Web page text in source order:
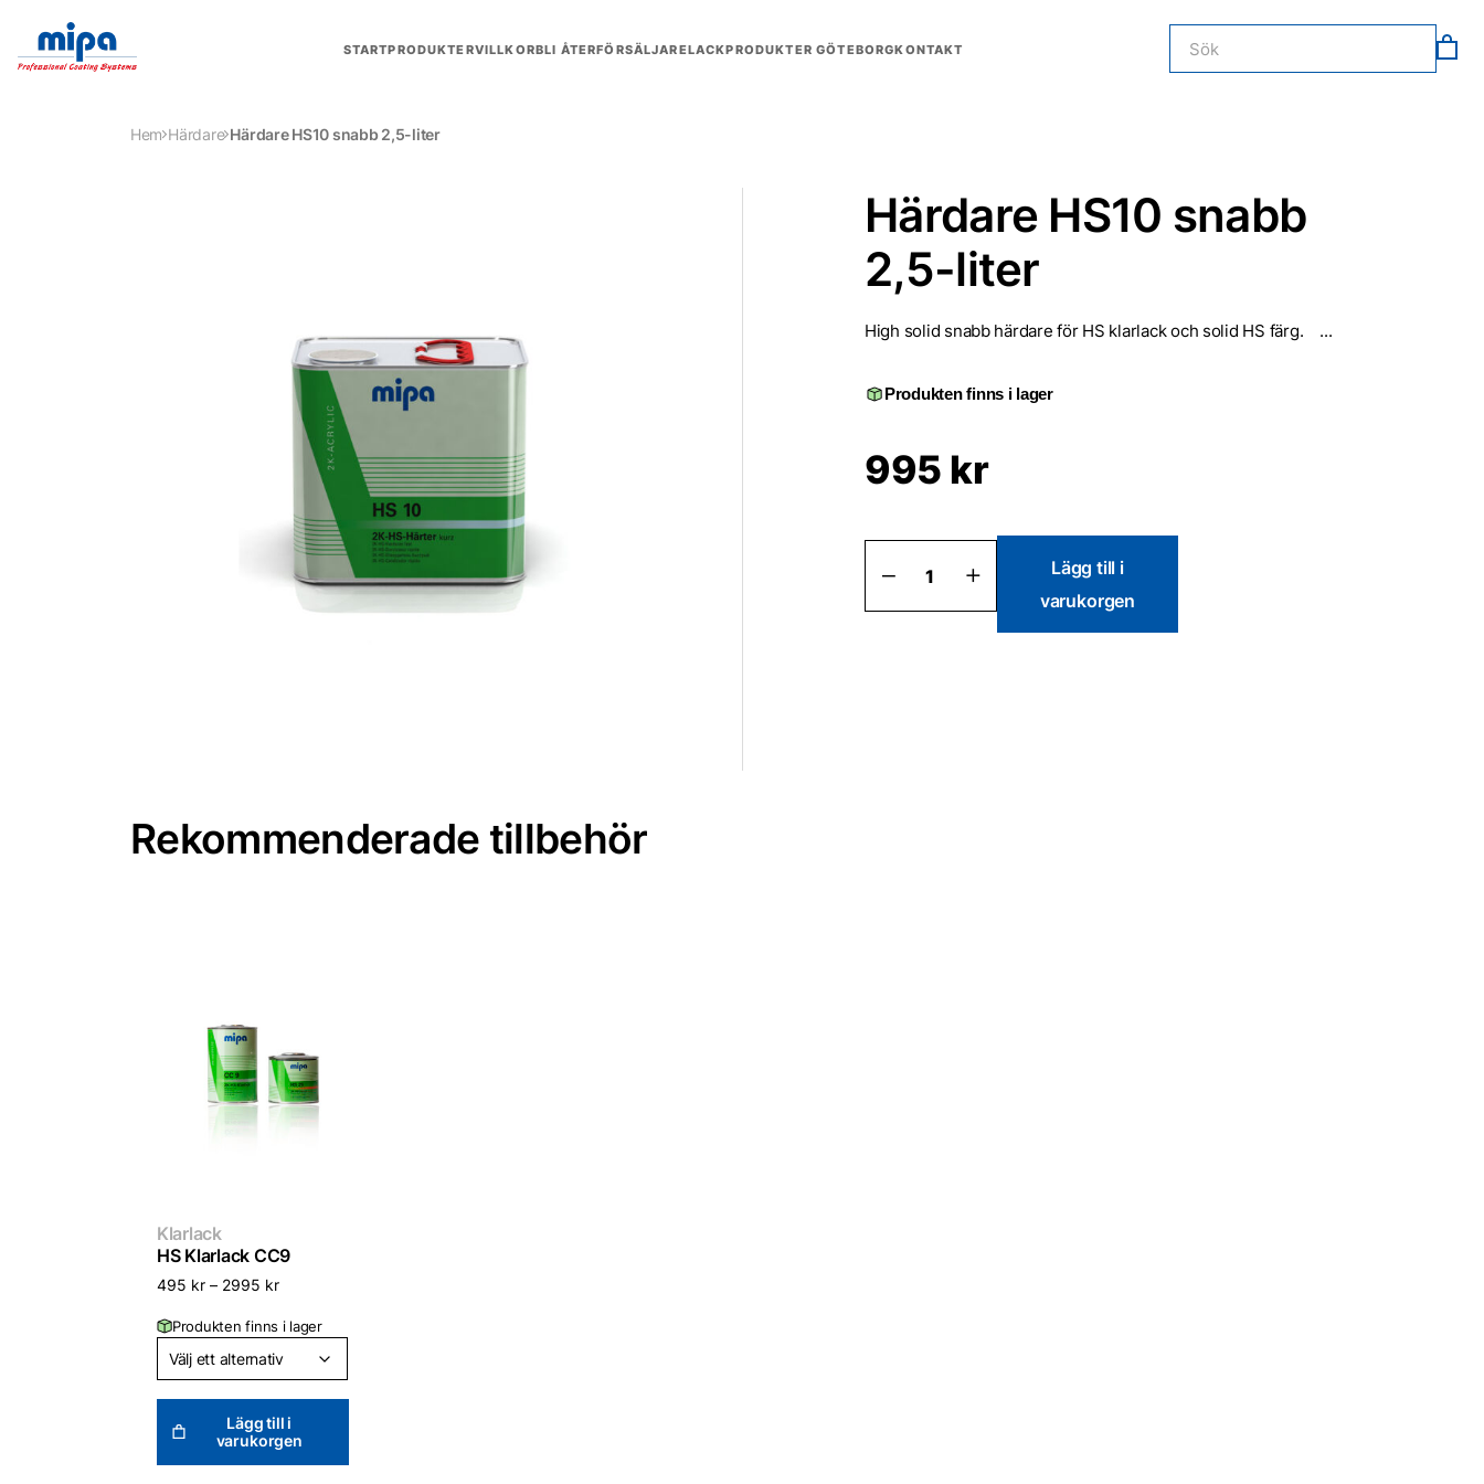
STARTPRODUKTERVILLKORBLI ÅTERFÖRSÄLJARELACKPRODUKTER GÖTEBORGKONTAKT
Hem Härdare Härdare HS10 snabb 2,5-liter
Härdare HS10 snabb
2,5-liter
High solid snabb härdare för HS klarlack och solid HS färg. ...
Produkten finns i lager
995 kr
Härdare
HS10
snabb
Lägg till i
varukorgen
Rekommenderade tillbehör
Klarlack
HS Klarlack CC9
495 kr – 2995 kr
Produkten finns i lager
Lägg till i
varukorgen